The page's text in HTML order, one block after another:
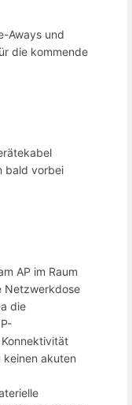
Aways und
die kommende
bald vorbei
AP im Raum
Netzwerkdose
die
keinen akuten